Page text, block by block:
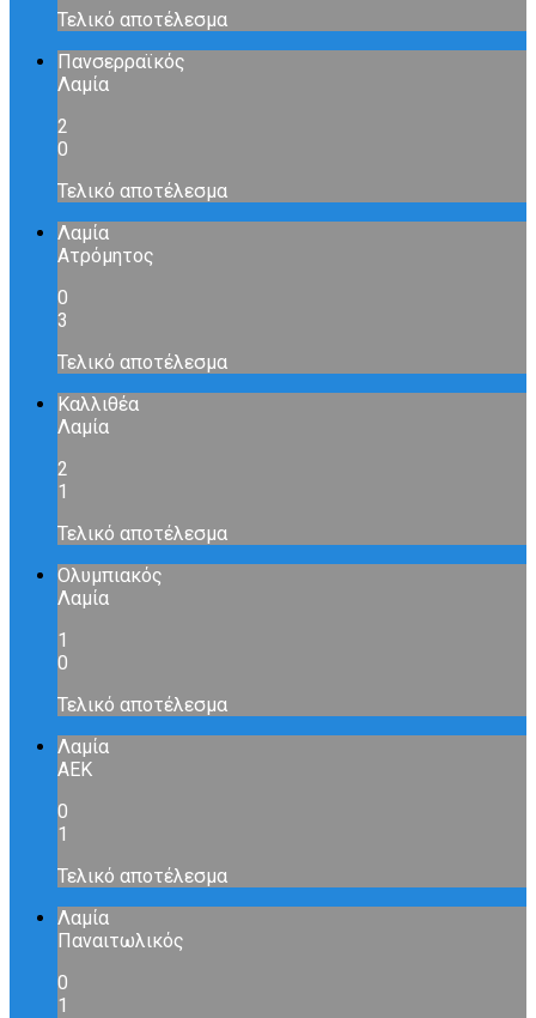
Τελικό αποτέλεσμα
Πανσερραϊκός
Λαμία
2
0
Τελικό αποτέλεσμα
Λαμία
Ατρόμητος
0
3
Τελικό αποτέλεσμα
Καλλιθέα
Λαμία
2
1
Τελικό αποτέλεσμα
Ολυμπιακός
Λαμία
1
0
Τελικό αποτέλεσμα
Λαμία
ΑΕΚ
0
1
Τελικό αποτέλεσμα
Λαμία
Παναιτωλικός
0
1